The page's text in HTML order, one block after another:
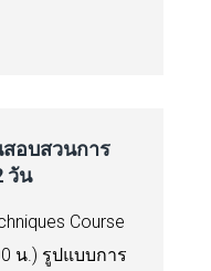
อบสวนการ
วัน
Course
น.) รูปแบบการ